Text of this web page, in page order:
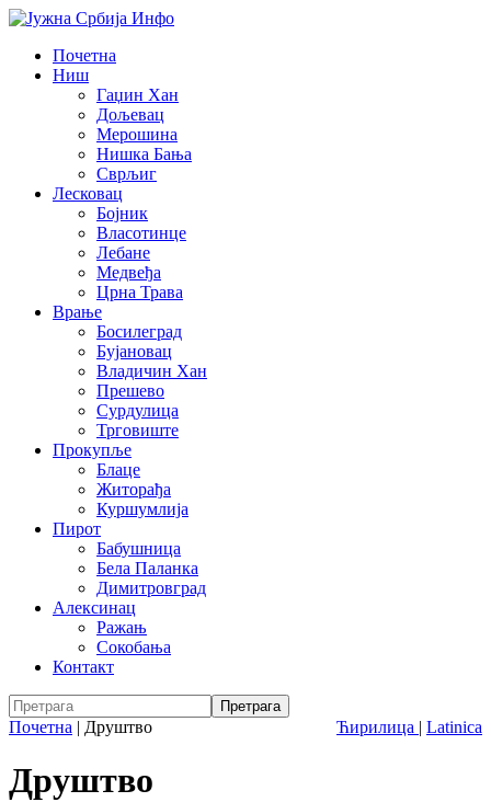
Почетна
Ниш
Гаџин Хан
Дољевац
Мерошина
Нишка Бања
Сврљиг
Лесковац
Бојник
Власотинце
Лебане
Медвеђа
Црна Трава
Врање
Босилеград
Бујановац
Владичин Хан
Прешево
Сурдулица
Трговиште
Прокупље
Блаце
Житорађа
Куршумлија
Пирот
Бабушница
Бела Паланка
Димитровград
Алексинац
Ражањ
Сокобања
Контакт
Ћирилица | Latinica
Почетна | Друштво
Друштво